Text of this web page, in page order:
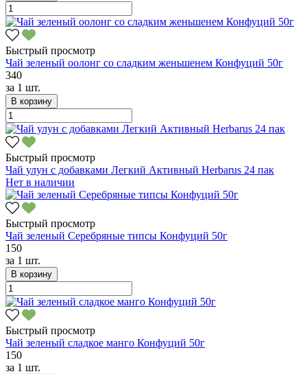
Быстрый просмотр
Чай зеленый оолонг со сладким женьшенем Конфуций 50г
340
за 1 шт.
В корзину
Быстрый просмотр
Чай улун с добавками Легкий Активный Herbarus 24 пак
Нет в наличии
Быстрый просмотр
Чай зеленый Серебряные типсы Конфуций 50г
150
за 1 шт.
В корзину
Быстрый просмотр
Чай зеленый сладкое манго Конфуций 50г
150
за 1 шт.